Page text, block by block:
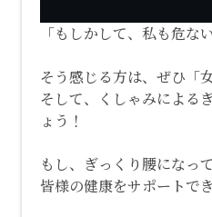
「もしかして、私も危な
そう感じる方は、ぜひ「
そして、くしゃみによる
ょう！
もし、ぎっくり腰になっ
皆様の健康をサポートで